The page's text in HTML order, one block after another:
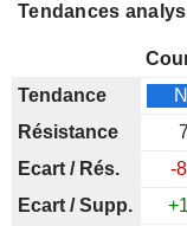
Tendances
Tendance
Résistance
Ecart / Rés.
-
Ecart / Supp.